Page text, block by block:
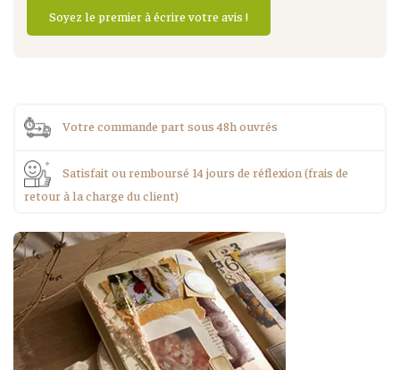
Soyez le premier à écrire votre avis !
Votre commande part sous 48h ouvrés
Satisfait ou remboursé 14 jours de réflexion (frais de
retour à la charge du client)